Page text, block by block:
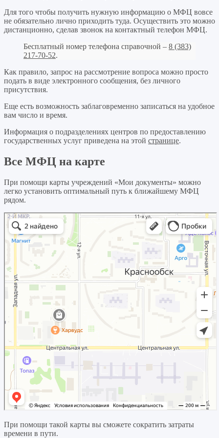
Для того чтобы получить нужную информацию о МФЦ вовсе
не обязательно лично приходить туда. Осуществить это можно
дистанционно, сделав звонок на контактный телефон МФЦ.
Бесплатный номер телефона справочной – 8 (383)
217-70-52.
Как правило, запрос на рассмотрение вопроса можно просто
подать в виде электронного сообщения, без личного
присутствия.
Еще есть возможность заблаговременно записаться на удобное
вам число и время.
Информация о подразделениях центров по предоставлению
государственных услуг приведена на этой странице.
Все МФЦ на карте
При помощи карты учреждений «Мои документы» можно
легко установить оптимальный путь к ближайшему МФЦ
рядом.
При помощи такой карты вы сможете сократить затраты
времени в пути.